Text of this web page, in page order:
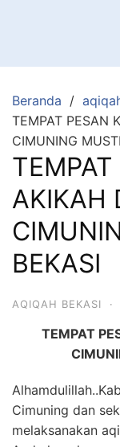
Beranda
TEMPAT PESAN
CIMUNING
AKIKAH
BEKASI
AQIQAH BEKASI ·
TEMPAT
Cimuning dan
melaksanakan